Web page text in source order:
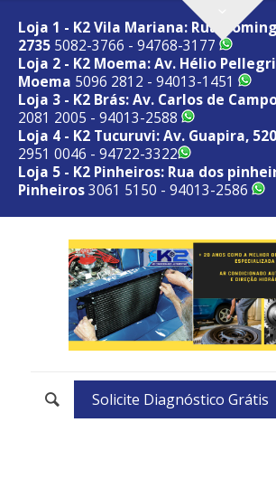
Loja 1 - K2 Vila Mariana: Rua
2735 5082-3766 - 94768-3177
Loja 2 - K2 Moema: Av. Hélio
Moema 5096 2812 - 94013-1451
Loja 3 - K2 Brás: Av. Carlos de
2081 2005 - 94013-2588
Loja 4 - K2 Tucuruvi: Av. Guapira,
2951 0046 - 94722-3322
Loja 5 - K2 Pinheiros: Rua dos
Pinheiros3061 5150 - 94013-2586
Solicite Diagnóstico Grátis